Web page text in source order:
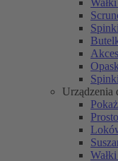
Urządzenia